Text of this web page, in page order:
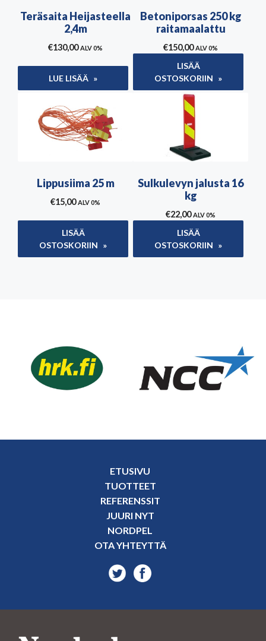
Teräsaita Heijasteella
2,4m
€130,00 ALV 0%
LUE LISÄÄ
Betoniporsas 250 kg
raitamaalattu
€150,00 ALV 0%
LISÄÄ
OSTOSKORIIN
Lippusiima 25 m
€15,00 ALV 0%
LISÄÄ
OSTOSKORIIN
Sulkulevyn jalusta 16
kg
€22,00 ALV 0%
LISÄÄ
OSTOSKORIIN
ETUSIVU
TUOTTEET
REFERENSSIT
JUURI NYT
NORDPEL
OTA YHTEYTTÄ